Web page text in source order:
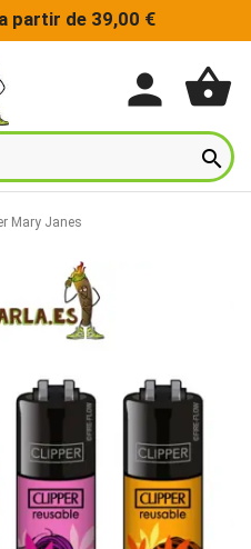
partir de 39,00 €
person shopping_basket

Mary Janes